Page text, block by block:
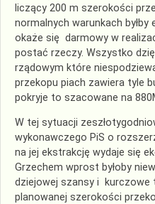
liczący 200 m szerokości
normalnych warunkach byłby
okaże się darmowy w
postać rzeczy. Wszystko
rządowym które
przekopu piach zawiera tyle
pokryje to szacowane na
W tej sytuacji
wykonawczego PiS o
na jej ekstrakcję wydaje się
Grzechem wprost byłoby
dziejowej szansy i kurczowe
planowanej szerokości